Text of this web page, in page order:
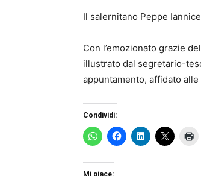
Il salernitano Peppe
Con l’emozionato grazie
illustrato dal segretario-
appuntamento, affidato
Condividi:
Mi piace: